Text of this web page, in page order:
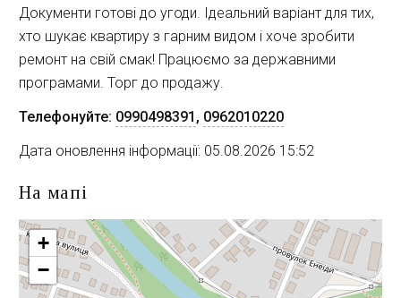
Документи готові до угоди. Ідеальний варіант для тих,
хто шукає квартиру з гарним видом і хоче зробити
ремонт на свій смак! Працюємо за державними
програмами. Торг до продажу.
Телефонуйте: 0990498391 , 0962010220
Дата оновлення інформації: 05.08.2026 15:52
На мапі
+
−